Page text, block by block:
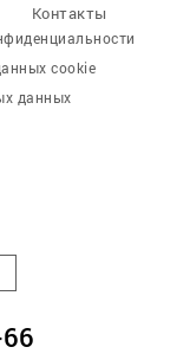
Контакты
cookie
данных